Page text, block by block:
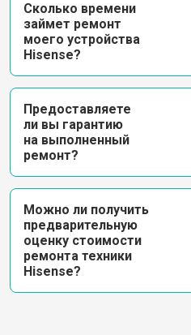
Сколько времени
займет ремонт
моего устройства
Hisense?
Предоставляете
ли вы гарантию
на выполненный
ремонт?
Можно ли получить
предварительную
оценку стоимости
ремонта техники
Hisense?